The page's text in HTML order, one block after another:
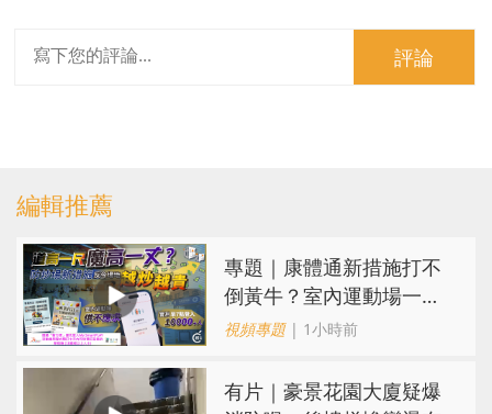
評論
編輯推薦
專題｜康體通新措施打不
倒黃牛？室內運動場一場
難求越炒越貴
視頻專題| 1小時前
有片｜豪景花園大廈疑爆